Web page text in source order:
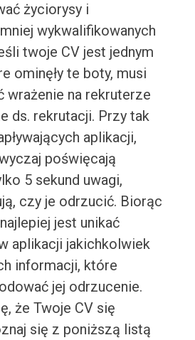
życiorysy i
wykwalifikowanych
twoje CV jest jednym
ominęły te boty, musi
wrażenie na rekruterze
ds. rekrutacji. Przy tak
aplikacji,
poświęcają
5 sekund uwagi,
czy je odrzucić. Biorąc
jest unikać
aplikacji jakichkolwiek
informacji, które
jej odrzucenie.
że Twoje CV się
się z poniższą listą